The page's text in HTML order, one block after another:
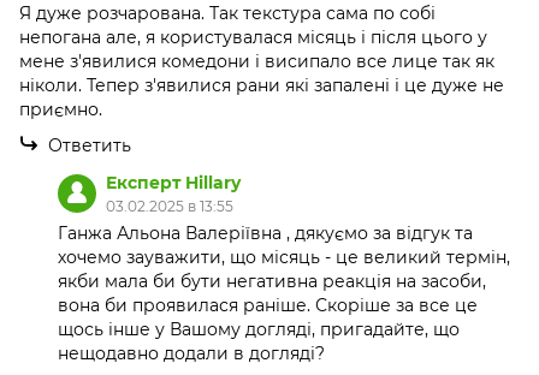
Я дуже розчарована. Так текстура сама по собі
непогана але, я користувалася місяць і після цього у
мене з'явилися комедони і висипало все лице так як
ніколи. Тепер з'явилися рани які запалені і це дуже не
приємно.
Ответить
Експерт Hillary
03.02.2025 в 13:55
Ганжа Альона Валеріївна , дякуємо за відгук та
хочемо зауважити, що місяць - це великий термін,
якби мала би бути негативна реакція на засоби,
вона би проявилася раніше. Скоріше за все це
щось інше у Вашому догляді, пригадайте, що
нещодавно додали в догляді?